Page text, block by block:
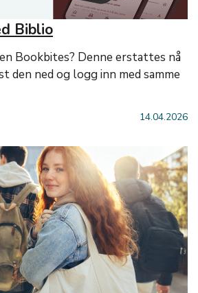
Biblio
Bookbites? Denne erstattes nå
den ned og logg inn med samme
14.04.2026